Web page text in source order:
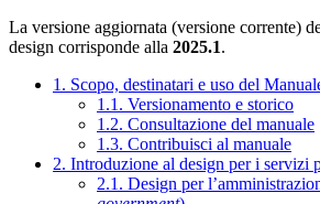
La versione aggiornata (versione corrente)
design corrisponde alla 2025.1.
1. Scopo, destinatari e uso del
1.1. Versionamento e storico
1.2. Consultazione del manuale
1.3. Contribuisci al manuale
2. Introduzione al design per i servizi
2.1. Design per